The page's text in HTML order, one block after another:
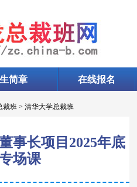
简章 在线报名
裁班 >清华大学总裁班
事长项目2025年底
场课